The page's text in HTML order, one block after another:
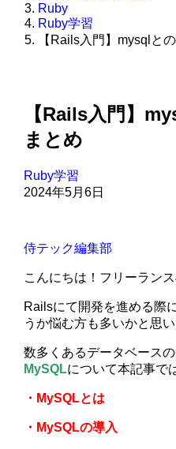
Ruby
Ruby学習
【Rails入門】mysqlと
【Rails入門】
まとめ
Ruby学習
2024年5月6日
侍テック編集部
こんにちは！フリーランス
Railsにて開発を進める際
うか悩む方も多いかと思い
数多くあるデータベース
MySQLについて本記事で
・MySQLとは
・MySQLの導入